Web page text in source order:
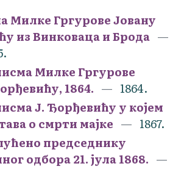
Милке Гргурове Јовану
из Винковаца и Брода
Милке Гргурове
1864.
1864.
Ј. Ђорђевићу у којем
о смрти мајке
1867.
председнику
одбора 21. јула 1868.